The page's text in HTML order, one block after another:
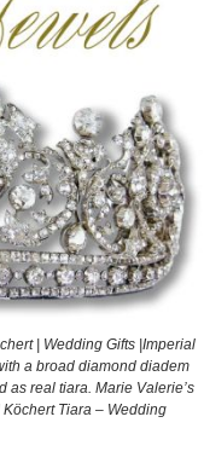
| Wedding Gifts |Imperial
a broad diamond diadem
as real tiara. Marie Valerie’s
Tiara – Wedding